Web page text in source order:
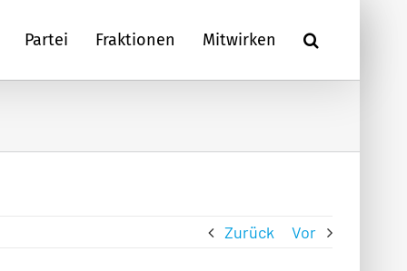
Partei Fraktionen Mitwirken
Zurück Vor